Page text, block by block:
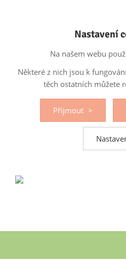
Nastavení
Na našem webu
Některé z nich jsou k
těch ostatních můžete
Přijmout